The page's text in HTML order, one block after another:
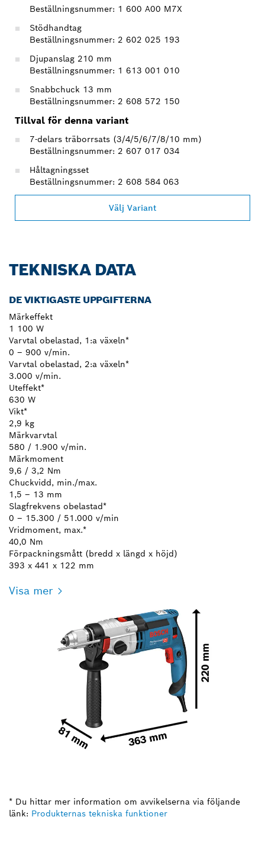
Beställningsnummer: 1 600 A00 M7X
Stödhandtag
Beställningsnummer: 2 602 025 193
Djupanslag 210 mm
Beställningsnummer: 1 613 001 010
Snabbchuck 13 mm
Beställningsnummer: 2 608 572 150
Tillval för denna variant
7-delars träborrsats (3/4/5/6/7/8/10 mm)
Beställningsnummer: 2 607 017 034
Håltagningsset
Beställningsnummer: 2 608 584 063
Välj Variant
TEKNISKA DATA
DE VIKTIGASTE UPPGIFTERNA
Märkeffekt
1 100 W
Varvtal obelastad, 1:a växeln*
0 – 900 v/min.
Varvtal obelastad, 2:a växeln*
3.000 v/min.
Uteffekt*
630 W
Vikt*
2,9 kg
Märkvarvtal
580 / 1.900 v/min.
Märkmoment
9,6 / 3,2 Nm
Chuckvidd, min./max.
1,5 – 13 mm
Slagfrekvens obelastad*
0 – 15.300 / 51.000 v/min
Vridmoment, max.*
40,0 Nm
Förpackningsmått (bredd x längd x höjd)
393 x 441 x 122 mm
Visa mer
* Du hittar mer information om avvikelserna via följande
länk: Produkternas tekniska funktioner